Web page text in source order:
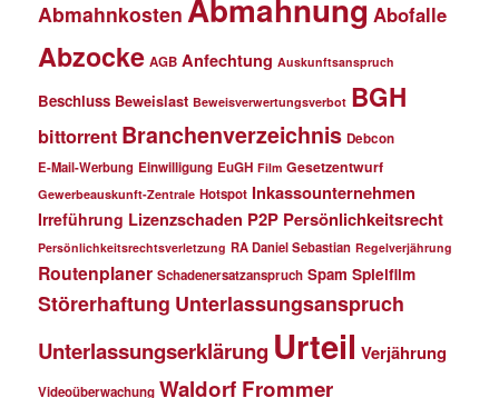
Abmahnkosten Abmahnung Abofalle
Abzocke AGB Anfechtung Auskunftsanspruch
Beschluss Beweislast Beweisverwertungsverbot BGH
bittorrent Branchenverzeichnis Debcon
E-Mail-Werbung Einwilligung EuGH Film Gesetzentwurf
Gewerbeauskunft-Zentrale Hotspot Inkassounternehmen
Irreführung Lizenzschaden P2P Persönlichkeitsrecht
Persönlichkeitsrechtsverletzung RA Daniel Sebastian Regelverjährung
Routenplaner Schadenersatzanspruch Spam Spielfilm
Störerhaftung Unterlassungsanspruch
Unterlassungserklärung Urteil Verjährung
Videoüberwachung Waldorf Frommer